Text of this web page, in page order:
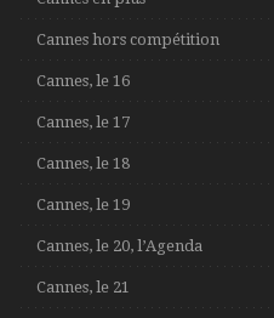
Cannes hors compétition
Cannes, le 16
Cannes, le 17
Cannes, le 18
Cannes, le 19
Cannes, le 20, l’Agenda
Cannes, le 21